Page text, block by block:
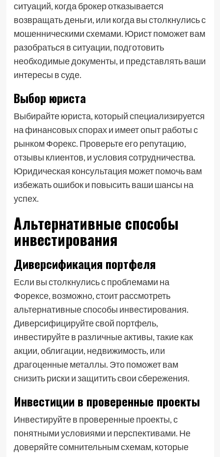
ситуаций, когда брокер отказывается
возвращать деньги, или когда вы столкнулись с
мошенническими схемами. Юрист поможет вам
разобраться в ситуации, подготовить
необходимые документы, и представлять ваши
интересы в суде.
Выбор юриста
Выбирайте юриста, который специализируется
на финансовых спорах и имеет опыт работы с
рынком Форекс. Проверьте его репутацию,
отзывы клиентов, и условия сотрудничества.
Юридическая консультация может помочь вам
избежать ошибок и повысить ваши шансы на
успех.
Альтернативные способы
инвестирования
Диверсификация портфеля
Если вы столкнулись с проблемами на
Форексе, возможно, стоит рассмотреть
альтернативные способы инвестирования.
Диверсифицируйте свой портфель,
инвестируйте в различные активы, такие как
акции, облигации, недвижимость, или
драгоценные металлы. Это поможет вам
снизить риски и защитить свои сбережения.
Инвестиции в проверенные проекты
Инвестируйте в проверенные проекты, с
понятными условиями и перспективами. Не
доверяйте сомнительным схемам, которые